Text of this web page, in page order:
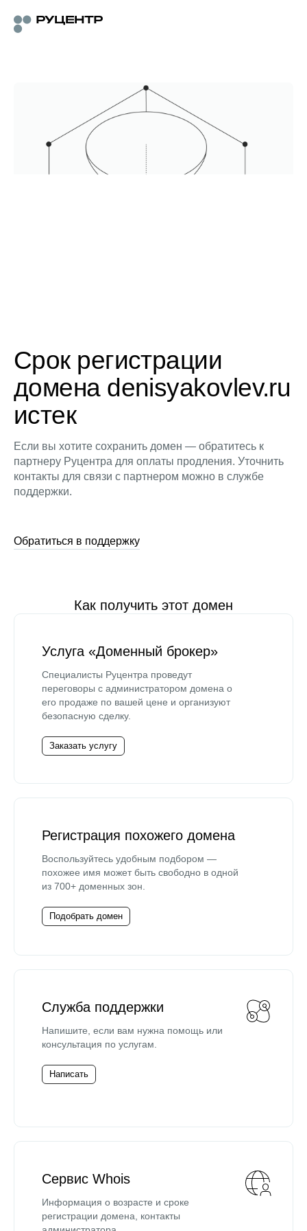
Срок регистрации
домена denisyakovlev.ru
истек
Если вы хотите сохранить домен — обратитесь к
партнеру Руцентра для оплаты продления. Уточнить
контакты для связи с партнером можно в службе
поддержки.
Обратиться в поддержку
Как получить этот домен
Услуга «Доменный брокер»
Специалисты Руцентра проведут
переговоры с администратором домена о
его продаже по вашей цене и организуют
безопасную сделку.
Заказать услугу
Регистрация похожего домена
Воспользуйтесь удобным подбором —
похожее имя может быть свободно в одной
из 700+ доменных зон.
Подобрать домен
Служба поддержки
Напишите, если вам нужна помощь или
консультация по услугам.
Написать
Сервис Whois
Информация о возрасте и сроке
регистрации домена, контакты